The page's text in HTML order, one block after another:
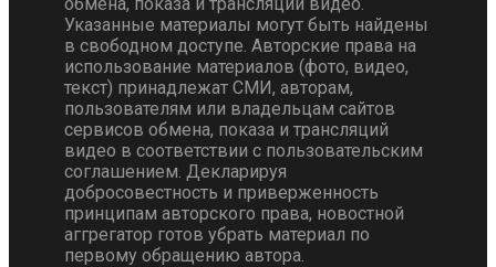
Указанные материалы могут быть найдены
в свободном доступе. Авторские права на
использование материалов (фото, видео,
текст) принадлежат СМИ, авторам,
пользователям или владельцам сайтов
сервисов обмена, показа и трансляций
видео в соответствии с пользовательским
соглашением. Декларируя
добросовестность и приверженность
принципам авторского права, новостной
аггрегатор готов убрать материал по
первому обращению автора.